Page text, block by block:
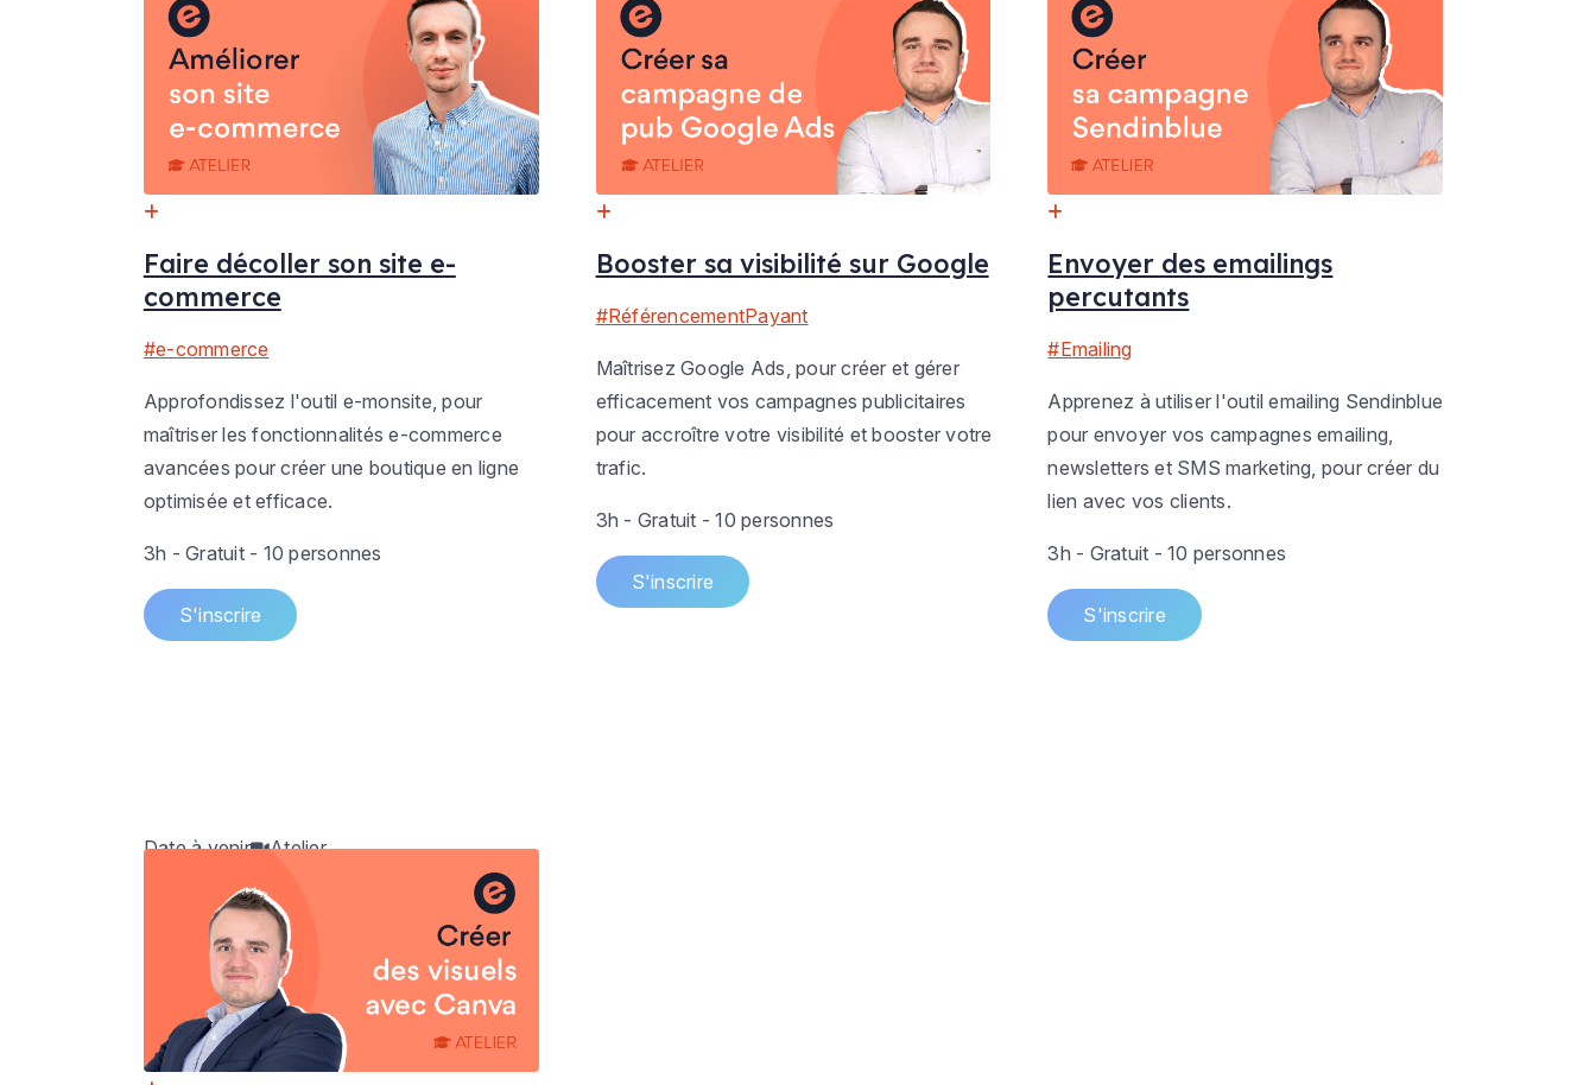
Faire décoller son site e-
commerce
#e-commerce
Approfondissez l'outil e-monsite, pour
maîtriser les fonctionnalités e-commerce
avancées pour créer une boutique en ligne
optimisée et efficace.
3h - Gratuit - 10 personnes
S'inscrire
Booster sa visibilité sur Google
#RéférencementPayant
Maîtrisez Google Ads, pour créer et gérer
efficacement vos campagnes publicitaires
pour accroître votre visibilité et booster votre
trafic.
3h - Gratuit - 10 personnes
S'inscrire
Envoyer des emailings
percutants
#Emailing
Apprenez à utiliser l'outil emailing Sendinblue
pour envoyer vos campagnes emailing,
newsletters et SMS marketing, pour créer du
lien avec vos clients.
3h - Gratuit - 10 personnes
S'inscrire
Date à venir Atelier